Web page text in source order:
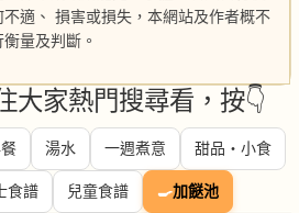
適、 損害或損失，本網站及作者概不
量及判斷。
大家熱門搜尋看，按👇
湯水 一週煮意 甜品・小食
食譜 兒童食譜 🍳加餸池